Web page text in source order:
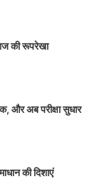
की रूपरेखा
और अब परीक्षा सुधार
की दिशाएं